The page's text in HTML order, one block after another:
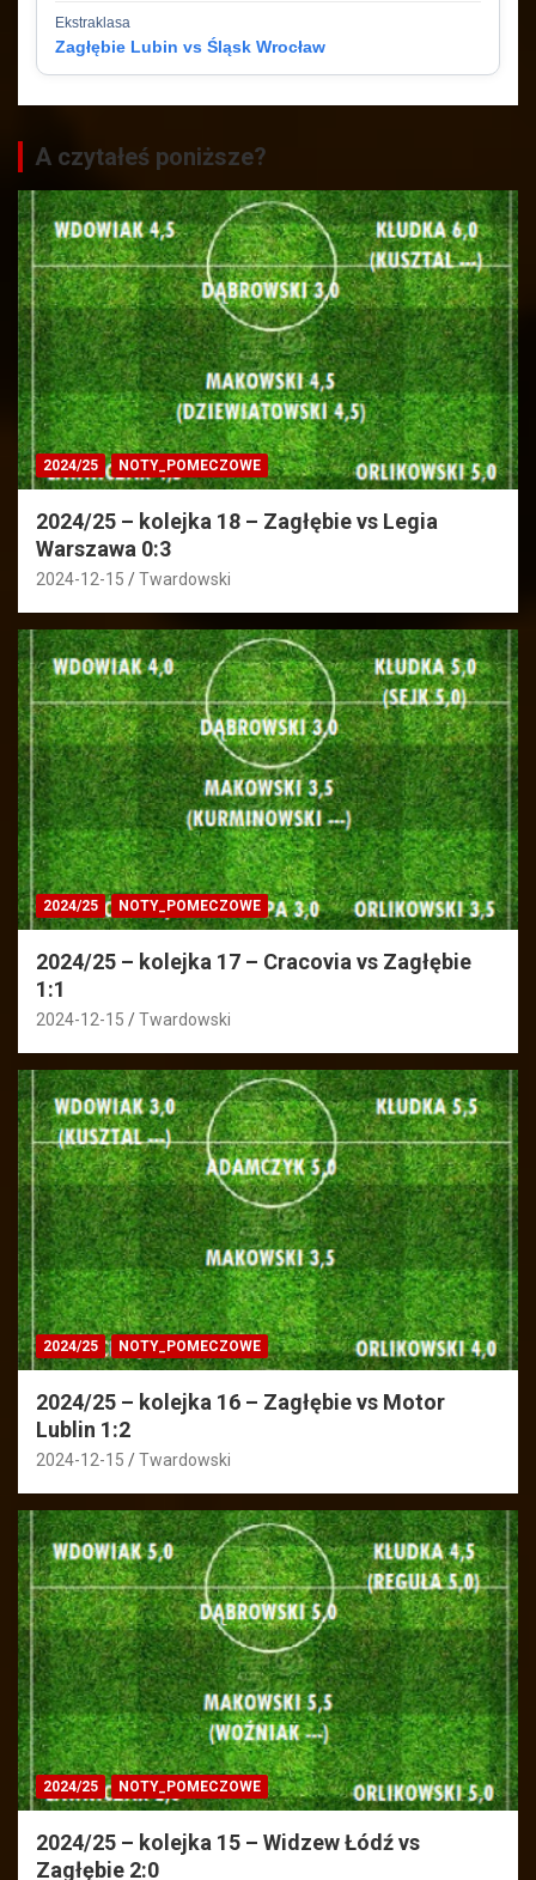
Ekstraklasa
Zagłębie Lubin vs Śląsk Wrocław
A czytałeś poniższe?
2024/25 NOTY_POMECZOWE
2024/25 – kolejka 18 – Zagłębie vs Legia
Warszawa 0:3
2024-12-15 Twardowski
2024/25 NOTY_POMECZOWE
2024/25 – kolejka 17 – Cracovia vs Zagłębie
1:1
2024-12-15 Twardowski
2024/25 NOTY_POMECZOWE
2024/25 – kolejka 16 – Zagłębie vs Motor
Lublin 1:2
2024-12-15 Twardowski
2024/25 NOTY_POMECZOWE
2024/25 – kolejka 15 – Widzew Łódź vs
Zagłębie 2:0